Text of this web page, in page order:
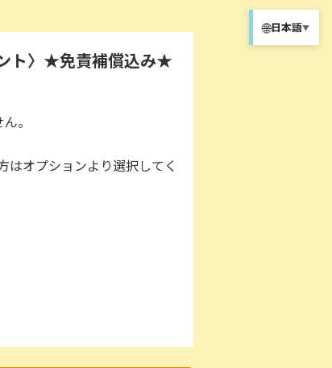
🌐日本語▼
ト〉★免責補償込み★
。
オプションより選択してく